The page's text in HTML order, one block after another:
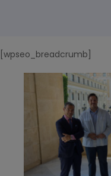
[wpseo_breadcrumb]